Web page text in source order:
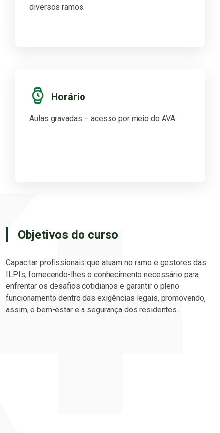
diversos ramos.
Horário
Aulas gravadas – acesso por meio do AVA.
Objetivos do curso
Capacitar profissionais que atuam no ramo e gestores das
ILPIs, fornecendo-lhes o conhecimento necessário para
enfrentar os desafios cotidianos e garantir o pleno
funcionamento dentro das exigências legais, promovendo,
assim, o bem-estar e a segurança dos residentes.